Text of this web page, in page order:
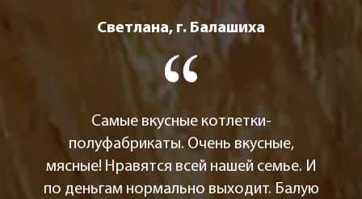
Светлана, г. Балашиха
Самые вкусные котлетки-
полуфабрикаты. Очень вкусные,
мясные! Нравятся всей нашей семье. И
по деньгам нормально выходит. Балую